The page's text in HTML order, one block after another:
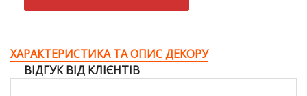
ХАРАКТЕРИСТИКА ТА ОПИС ДЕКОРУ
ВІДГУК ВІД КЛІЄНТІВ